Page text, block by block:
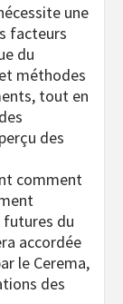
une
facteurs
du
méthodes
tout en
des
comment
du
accordée
le Cerema,
des